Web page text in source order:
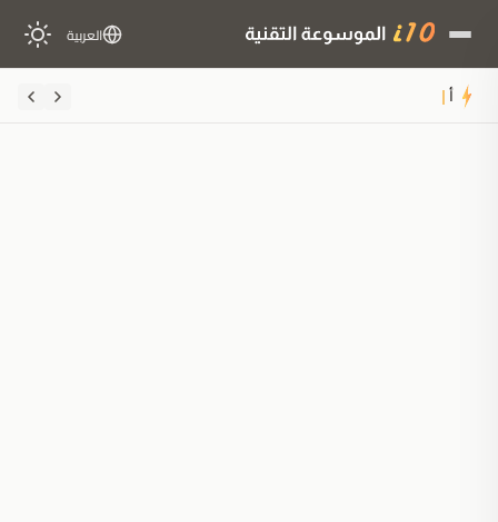
العربية
ملخَّص المقال
أفضل الحواسيب المحمول